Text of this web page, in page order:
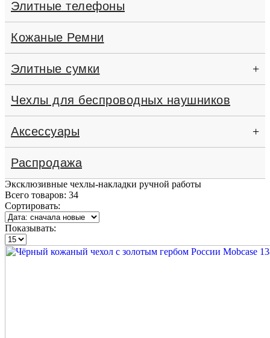
Элитные телефоны
Кожаные Ремни
Элитные сумки +
Чехлы для беспроводных наушников
Аксессуары +
Распродажа
Эксклюзивные чехлы-накладки ручной работы
Всего товаров: 34
Сортировать:
Показывать: